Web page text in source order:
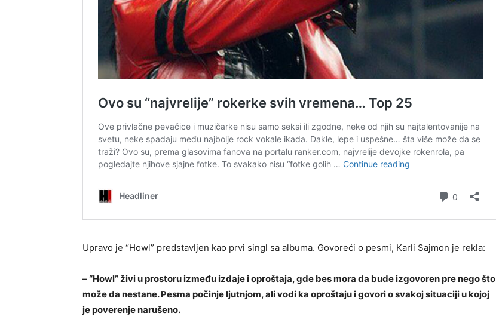
Upravo je “Howl” predstavljen kao prvi singl sa albuma. Govoreći o pesmi, Karli Sajmon je rekla:
– “Howl” živi u prostoru između izdaje i oproštaja, gde bes mora da bude izgovoren pre nego što
može da nestane. Pesma počinje ljutnjom, ali vodi ka oproštaju i govori o svakoj situaciji u kojoj
je poverenje narušeno.